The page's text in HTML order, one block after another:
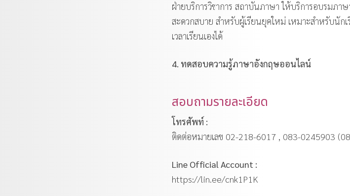
ฝ่ายบริการวิชาการ สถาบันภาษา ให้บริการอบรมภา
สะดวกสบาย สำหรับผู้เรียนยุคใหม่ เหมาะสำหรับนั
เวลาเรียนเองได้
4. ทดสอบความรู้ภาษาอังกฤษออนไลน์
สอบถามรายละเอียด
โทรศัพท์ :
ติดต่อหมายเลข 02-218-6017 , 083-0245903
Line Official Account :
https://lin.ee/cnk1P1K